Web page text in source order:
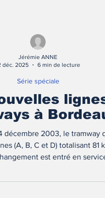
à
décembre 2003, le tramway
(A, B, C et D) totalisant 81
est entré en
Présentation !
Série spéciale
Jérémie ANNE
déc. 2025
6 min de lecture